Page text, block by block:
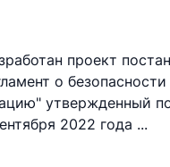
проект
о
утвержденный
2022 года ...